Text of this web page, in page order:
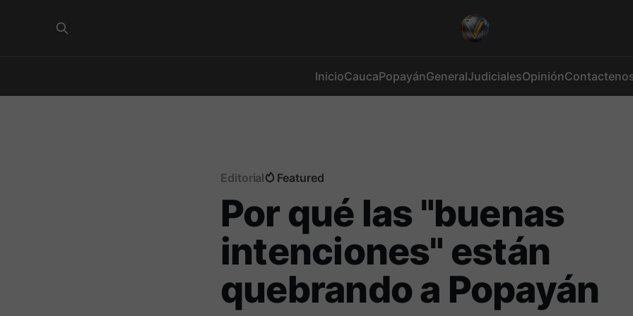
InicioCaucaPopayánGeneralJudicialesOpinión
Editorial Featured
Por qué las "buenas
intenciones" están
quebrando a Popayán